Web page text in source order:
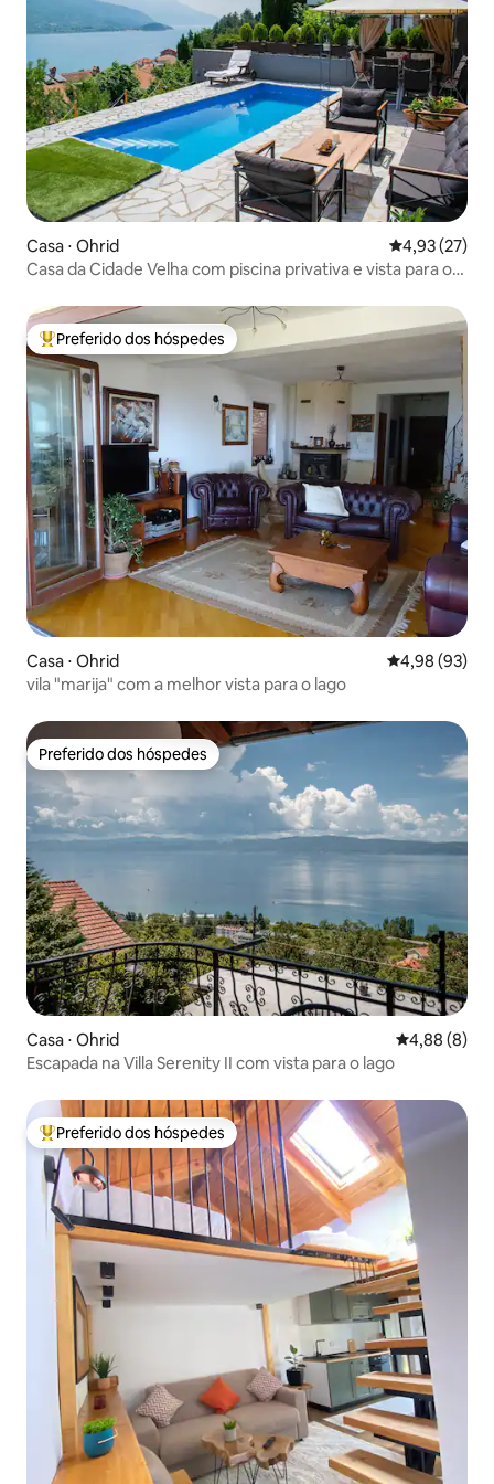
Casa ⋅ Ohrid 4,93 de uma
4,93 (27)
Casa da Cidade Velha com piscina privativa e vista para o
Entre os melhores preferidos dos hóspedes
Preferido dos hóspedes
Casa ⋅ Ohrid 4,98 de uma
4,98 (93)
vila "marija" com a melhor vista para o lago
Preferido dos hóspedes
Preferido dos hóspedes
Casa ⋅ Ohrid 4,88 de uma
4,88 (8)
Escapada na Villa Serenity II com vista para o lago
Entre os melhores preferidos dos hóspedes
Preferido dos hóspedes